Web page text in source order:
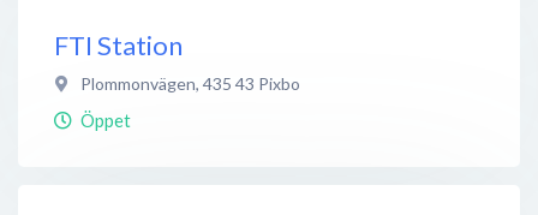
FTI Station
Plommonvägen, 435 43 Pixbo
Öppet